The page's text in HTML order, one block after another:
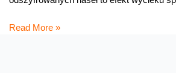
Czy
Read More »